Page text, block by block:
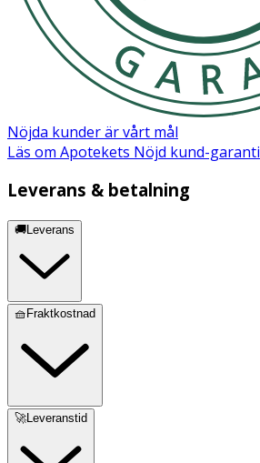
Nöjda kunder är vårt mål
Läs om Apotekets Nöjd kund-garanti
Leverans & betalning
🚚Leverans
🧺Fraktkostnad
🚀Leveranstid